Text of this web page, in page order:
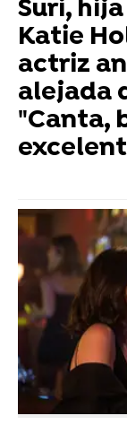
Suri,
Katie
actriz
alejada
"Canta,